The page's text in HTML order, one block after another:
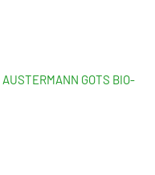
AUSTERMANN GOTS BIO-